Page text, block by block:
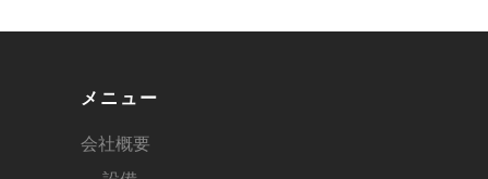
メニュー
会社概要